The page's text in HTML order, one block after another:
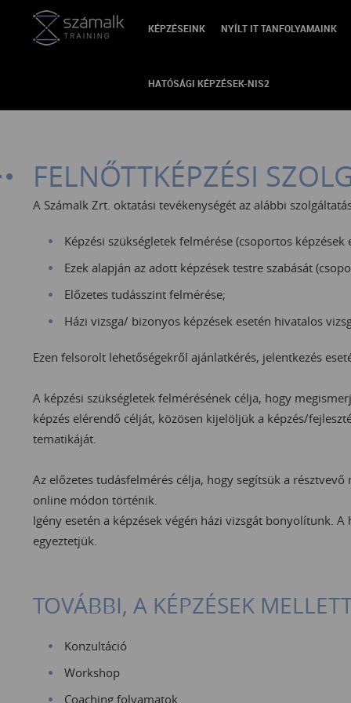
KÉPZÉSEINK NYÍLT IT TANFOLYAMAINK
HATÓSÁGI KÉPZÉSEK-NIS2
VISSZA
FELNŐTTKÉPZÉSI
A Számalk Zrt. oktatási tevékenységét az alábbi
Képzési szükségletek felmérése (csoportos képzések
Ezek alapján az adott képzések testre szabását
Előzetes tudásszint felmérése;
Házi vizsga/ bizonyos képzések esetén hivatalos
Ezen felsorolt lehetőségekről ajánlatkérés, jelentkezés
A képzési szükségletek felmérésének célja, hogy
képzés elérendő célját, közösen kijelöljük a képzés/
tematikáját.
Az előzetes tudásfelmérés célja, hogy segítsük a
online módon történik.
Igény esetén a képzések végén házi vizsgát bonyolítunk.
egyeztetjük.
TOVÁBBI, A KÉPZÉSEK
Konzultáció
Workshop
Coaching folyamatok